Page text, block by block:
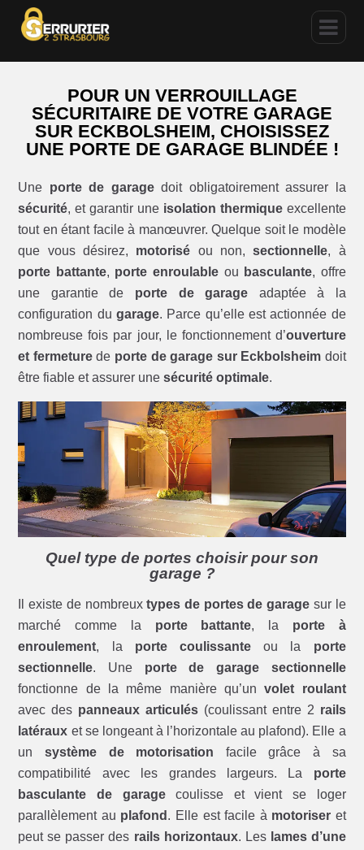
POUR UN VERROUILLAGE
SÉCURITAIRE DE VOTRE GARAGE
SUR ECKBOLSHEIM, CHOISISSEZ
UNE PORTE DE GARAGE BLINDÉE !
Une porte de garagedoit obligatoirement assurer la
sécurité, et garantir une isolation thermiqueexcellente
tout en étant facile à manœuvrer. Quelque soit le modèle
que vous désirez, motorisé ou non,sectionnelle, à
porte battante, porte enroulable ou basculante, offre
une garantie de porte de garage adaptée à la
configuration dugarage. Parce qu’elle est actionnée de
nombreuse fois par jour, le fonctionnement d’ouverture
et fermeturede porte de garage sur Eckbolsheim doit
être fiable et assurer unesécurité optimale.
Quel type de portes choisir pour son
garage ?
Il existe de nombreuxtypes de portes de garage sur le
marché comme la porte battante, la porte à
enroulement, la porte coulissante ou la porte
sectionnelle. Une porte de garage sectionnelle
fonctionne de la même manière qu’unvolet roulant
avec des panneaux articulés (coulissant entre 2 rails
latéraux et se longeant à l’horizontale au plafond). Elle a
unsystème de motorisation facile grâce à sa
compatibilité avec les grandes largeurs. La porte
basculante de garagecoulisse et vient se loger
parallèlement au plafond . Elle est facile à motoriser et
peut se passer des rails horizontaux. Les lames d’une